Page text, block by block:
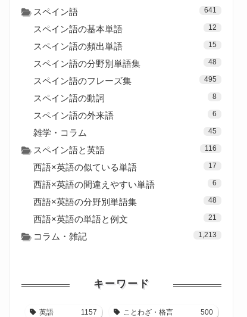
スペイン語 641
スペイン語の基本単語 12
スペイン語の頻出単語 15
スペイン語の分野別単語集 48
スペイン語のフレーズ集 495
スペイン語の動詞 8
スペイン語の外来語 6
雑学・コラム 45
スペイン語と英語 116
西語×英語の似ている単語 17
西語×英語の間違えやすい単語 6
西語×英語の分野別単語集 48
西語×英語の単語と例文 21
コラム・雑記 1,213
キーワード
英語 1157 ことわざ・格言 500